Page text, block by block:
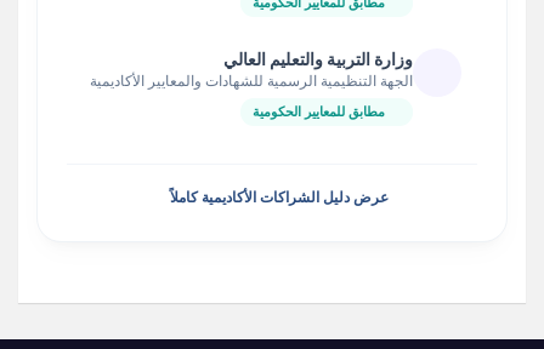
وزارة التربية والتعليم العالي
الجهة التنظيمية الرسمية للشهادات والمعايير الأكاديمية
مطابق للمعايير الحكومية
عرض دليل الشراكات الأكاديمية كاملاً